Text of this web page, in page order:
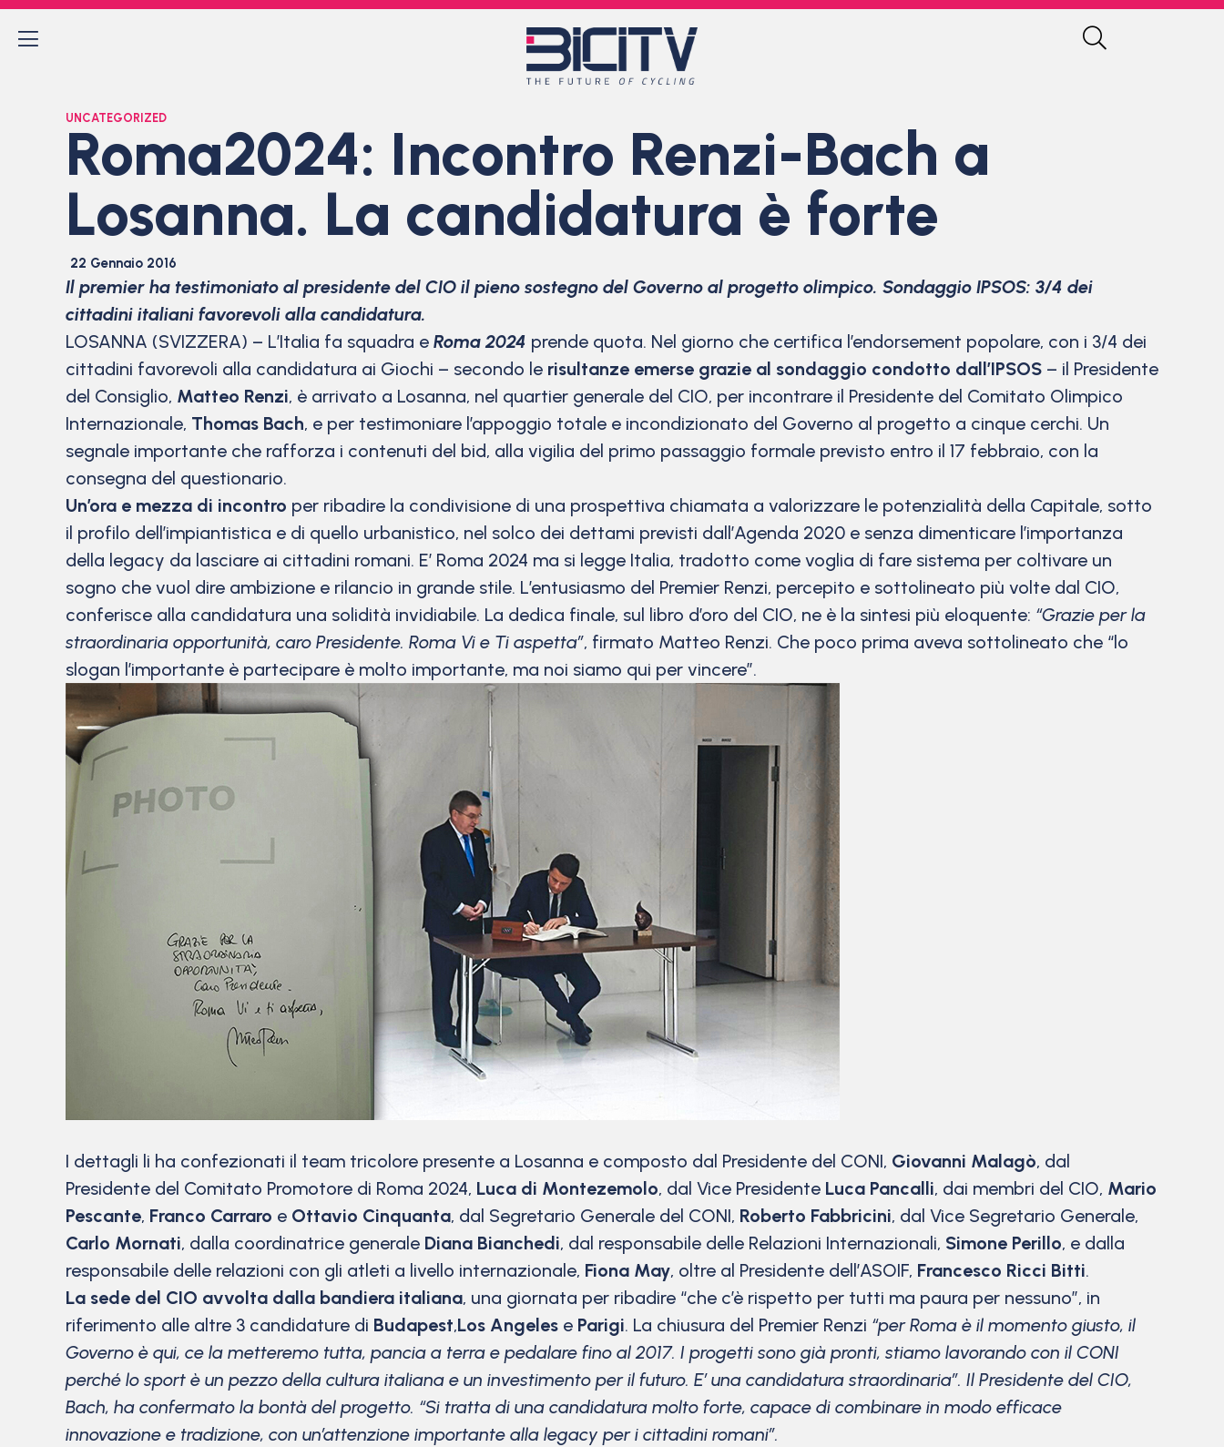
UNCATEGORIZED
Roma2024: Incontro Renzi-Bach a
Losanna. La candidatura è forte
22 Gennaio 2016
Il premier ha testimoniato al presidente del CIO il pieno sostegno del Governo al progetto olimpico. Sondaggio IPSOS: 3/4 dei
cittadini italiani favorevoli alla candidatura.
LOSANNA (SVIZZERA) – L’Italia fa squadra e Roma 2024 prende quota. Nel giorno che certifica l’endorsement popolare, con i 3/4 dei
cittadini favorevoli alla candidatura ai Giochi – secondo le risultanze emerse grazie al sondaggio condotto dall’IPSOS – il Presidente
del Consiglio, Matteo Renzi, è arrivato a Losanna, nel quartier generale del CIO, per incontrare il Presidente del Comitato Olimpico
Internazionale, Thomas Bach, e per testimoniare l’appoggio totale e incondizionato del Governo al progetto a cinque cerchi. Un
segnale importante che rafforza i contenuti del bid, alla vigilia del primo passaggio formale previsto entro il 17 febbraio, con la
consegna del questionario.
Un’ora e mezza di incontro per ribadire la condivisione di una prospettiva chiamata a valorizzare le potenzialità della Capitale, sotto
il profilo dell’impiantistica e di quello urbanistico, nel solco dei dettami previsti dall’Agenda 2020 e senza dimenticare l’importanza
della legacy da lasciare ai cittadini romani. E’ Roma 2024 ma si legge Italia, tradotto come voglia di fare sistema per coltivare un
sogno che vuol dire ambizione e rilancio in grande stile. L’entusiasmo del Premier Renzi, percepito e sottolineato più volte dal CIO,
conferisce alla candidatura una solidità invidiabile. La dedica finale, sul libro d’oro del CIO, ne è la sintesi più eloquente: “Grazie per la
straordinaria opportunità, caro Presidente. Roma Vi e Ti aspetta”, firmato Matteo Renzi. Che poco prima aveva sottolineato che “lo
slogan l’importante è partecipare è molto importante, ma noi siamo qui per vincere”.
I dettagli li ha confezionati il team tricolore presente a Losanna e composto dal Presidente del CONI, Giovanni Malagò, dal
Presidente del Comitato Promotore di Roma 2024, Luca di Montezemolo, dal Vice Presidente Luca Pancalli, dai membri del CIO, Mario
Pescante, Franco Carraro e Ottavio Cinquanta, dal Segretario Generale del CONI, Roberto Fabbricini, dal Vice Segretario Generale,
Carlo Mornati, dalla coordinatrice generale Diana Bianchedi, dal responsabile delle Relazioni Internazionali, Simone Perillo, e dalla
responsabile delle relazioni con gli atleti a livello internazionale, Fiona May, oltre al Presidente dell’ASOIF, Francesco Ricci Bitti.
La sede del CIO avvolta dalla bandiera italiana, una giornata per ribadire “che c’è rispetto per tutti ma paura per nessuno”, in
riferimento alle altre 3 candidature di Budapest,Los Angeles e Parigi. La chiusura del Premier Renzi “per Roma è il momento giusto, il
Governo è qui, ce la metteremo tutta, pancia a terra e pedalare fino al 2017. I progetti sono già pronti, stiamo lavorando con il CONI
perché lo sport è un pezzo della cultura italiana e un investimento per il futuro. E’ una candidatura straordinaria”. Il Presidente del CIO,
Bach, ha confermato la bontà del progetto. “Si tratta di una candidatura molto forte, capace di combinare in modo efficace
innovazione e tradizione, con un’attenzione importante alla legacy per i cittadini romani”.